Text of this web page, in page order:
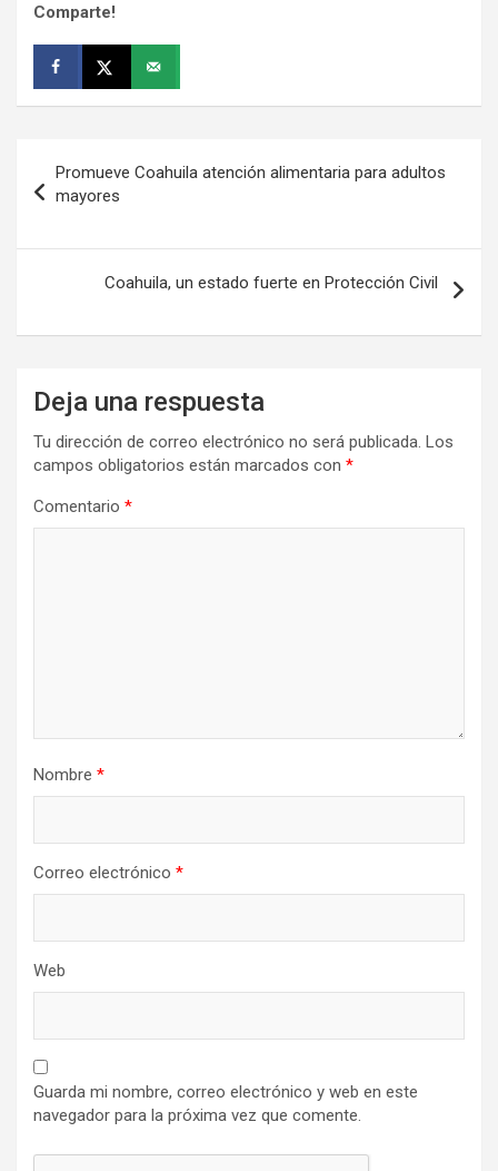
Comparte!
de
Promueve Coahuila atención alimentaria para adultos
mayores
Coahuila, un estado fuerte en Protección Civil
Deja una respuesta
Tu dirección de correo electrónico no será publicada. Los
campos obligatorios están marcados con *
Comentario *
Nombre *
Correo electrónico *
Web
Guarda mi nombre, correo electrónico y web en este
navegador para la próxima vez que comente.